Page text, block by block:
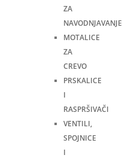
ZA
NAVODNJAVANJE
MOTALICE
ZA
CREVO
PRSKALICE
I
RASPRŠIVAČI
VENTILI,
SPOJNICE
I